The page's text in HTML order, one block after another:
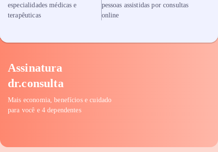
especialidades médicas e
terapêuticas
pessoas assistidas por consultas
online
Assinatura
dr.consulta
Mais economia, benefícios e cuidado
para você e 4 dependentes